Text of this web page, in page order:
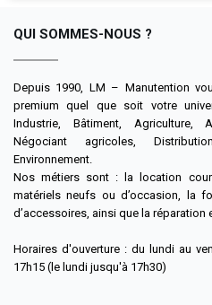
QUI SOMMES-NOUS ?
Depuis 1990, LM – Manutention
premium quel que soit votre
Industrie, Bâtiment, Agriculture,
Négociant agricoles,
Environnement.
Nos métiers sont : la location
matériels neufs ou d’occasion, la
d’accessoires, ainsi que la réparation
Horaires d'ouverture : du lundi au
17h15 (le lundi jusqu'à 17h30)